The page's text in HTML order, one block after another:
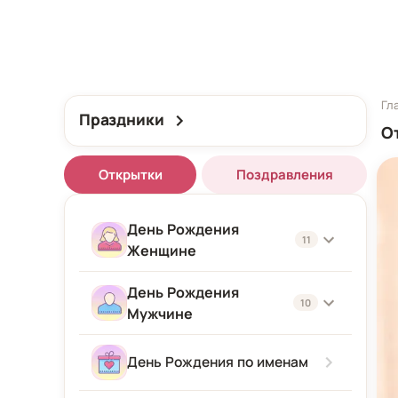
Праздники
Открытки Поздравления
День Рождения
Женщине
11
Женщине
Подруге
Девушке
День Рождения
Мужчине
10
Мужчине
День Рождения по именам